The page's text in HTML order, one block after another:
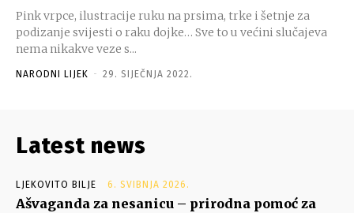
Pink vrpce, ilustracije ruku na prsima, trke i šetnje za
podizanje svijesti o raku dojke… Sve to u većini slučajeva
nema nikakve veze s...
NARODNI LIJEK - 29. SIJEČNJA 2022.
Latest news
LJEKOVITO BILJE 6. SVIBNJA 2026.
Ašvaganda za nesanicu – prirodna pomoć za